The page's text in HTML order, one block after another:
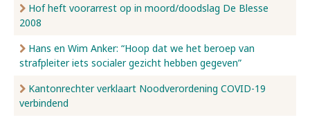
Hof heft voorarrest op in moord/doodslag De Blesse
2008
Hans en Wim Anker: “Hoop dat we het beroep van
strafpleiter iets socialer gezicht hebben gegeven”
Kantonrechter verklaart Noodverordening COVID-19
verbindend